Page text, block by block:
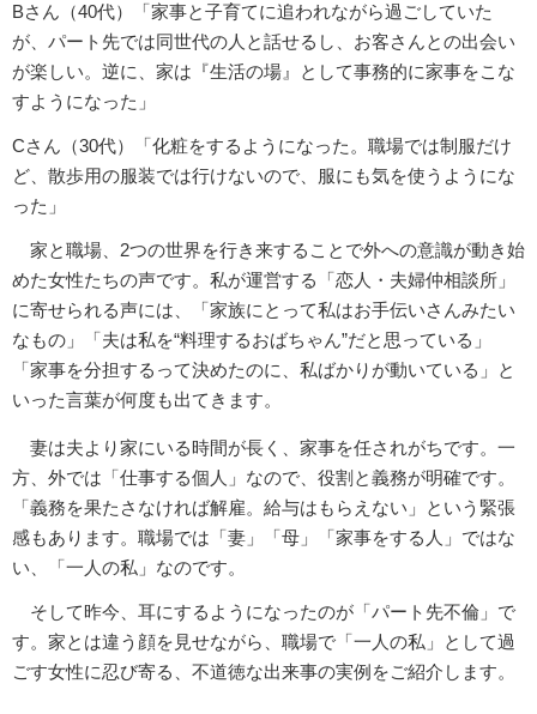
Bさん（40代）「家事と子育てに追われながら過ごしていた
が、パート先では同世代の人と話せるし、お客さんとの出会い
が楽しい。逆に、家は『生活の場』として事務的に家事をこな
すようになった」
Cさん（30代）「化粧をするようになった。職場では制服だけ
ど、散歩用の服装では行けないので、服にも気を使うようにな
った」
家と職場、2つの世界を行き来することで外への意識が動き始
めた女性たちの声です。私が運営する「恋人・夫婦仲相談所」
に寄せられる声には、「家族にとって私はお手伝いさんみたい
なもの」「夫は私を“料理するおばちゃん”だと思っている」
「家事を分担するって決めたのに、私ばかりが動いている」と
いった言葉が何度も出てきます。
妻は夫より家にいる時間が長く、家事を任されがちです。一
方、外では「仕事する個人」なので、役割と義務が明確です。
「義務を果たさなければ解雇。給与はもらえない」という緊張
感もあります。職場では「妻」「母」「家事をする人」ではな
い、「一人の私」なのです。
そして昨今、耳にするようになったのが「パート先不倫」で
す。家とは違う顔を見せながら、職場で「一人の私」として過
ごす女性に忍び寄る、不道徳な出来事の実例をご紹介します。